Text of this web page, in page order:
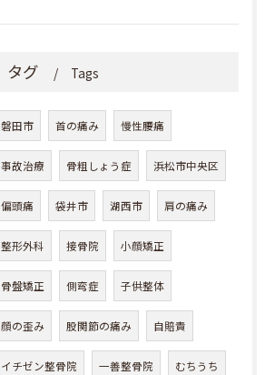
タグ Tags
磐田市 首の痛み 慢性腰痛
事故治療 骨粗しょう症 浜松市中央区
偏頭痛 袋井市 湖西市 肩の痛み
整形外科 接骨院 小顔矯正
骨盤矯正 側弯症 子供整体
顔の歪み 股関節の痛み 自賠責
イチゼン整骨院 一善整骨院 むちうち